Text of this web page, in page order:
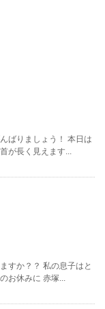
ばりましょう！ 本日は
が長く見えます...
すか？？ 私の息子はと
お休みに 赤塚...